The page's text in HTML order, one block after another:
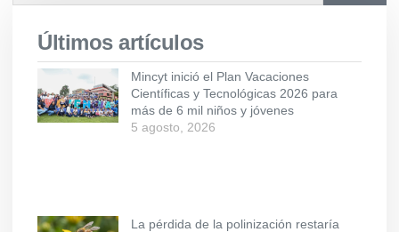
Últimos artículos
Mincyt inició el Plan Vacaciones
Científicas y Tecnológicas 2026 para
más de 6 mil niños y jóvenes
5 agosto, 2026
La pérdida de la polinización restaría